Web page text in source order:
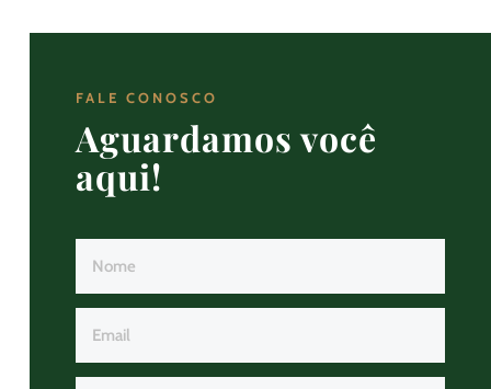
FALE CONOSCO
Aguardamos você
aqui!